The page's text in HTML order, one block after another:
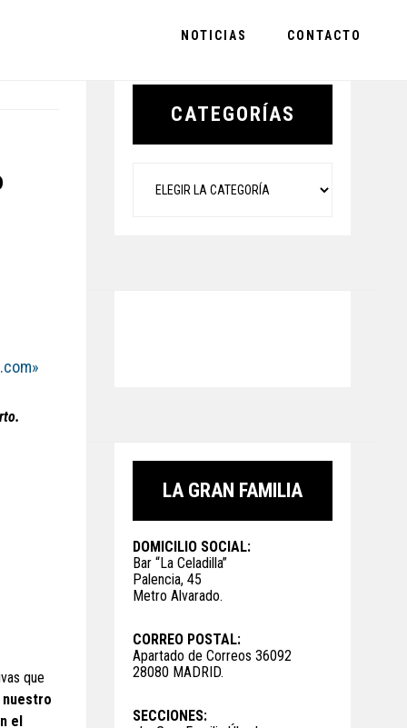
NOTICIAS CONTACTO
que
nuestro
el
Primary
CATEGORÍAS
LA GRAN FAMILIA
DOMICILIO SOCIAL:
Bar “La Celadilla”
Palencia, 45
Metro Alvarado.
CORREO POSTAL:
Apartado de Correos 36092
28080 MADRID.
SECCIONES: